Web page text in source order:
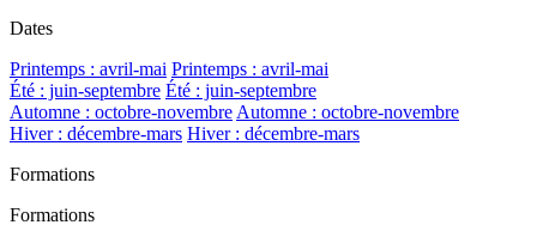
Dates
Printemps : avril-mai Printemps : avril-mai
Été : juin-septembre Été : juin-septembre
Automne : octobre-novembreAutomne : octobre-novembre
Hiver : décembre-mars Hiver : décembre-mars
Formations
Formations